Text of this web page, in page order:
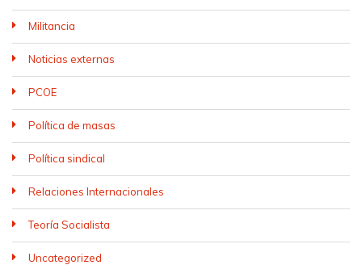
Militancia
Noticias externas
PCOE
Política de masas
Política sindical
Relaciones Internacionales
Teoría Socialista
Uncategorized